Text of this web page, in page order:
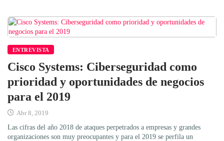
ENTREVISTA
Cisco Systems: Ciberseguridad como
prioridad y oportunidades de negocios
para el 2019
Abr 8, 2019
Las cifras del año 2018 de ataques perpetrados a empresas y grandes
organizaciones son muy preocupantes y para el 2019 se perfila un